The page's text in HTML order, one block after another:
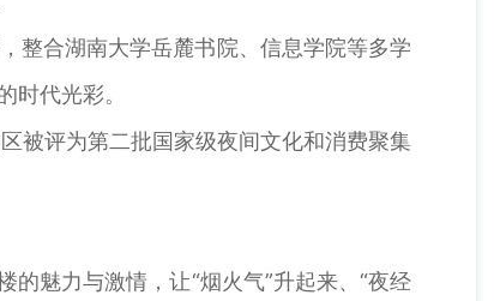
整合湖南大学岳麓书院、信息学院等多学
时代光彩。
被评为第二批国家级夜间文化和消费聚集
魅力与激情，让“烟火气”升起来、“夜经